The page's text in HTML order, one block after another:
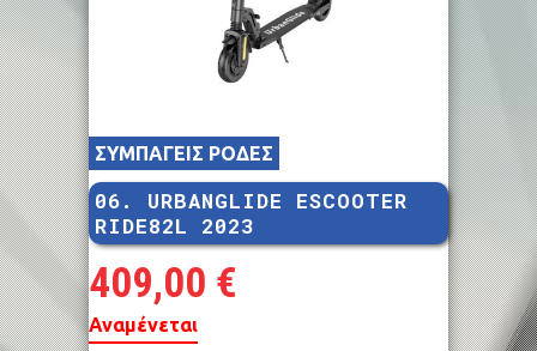
ΣΥΜΠΑΓΕΙΣ ΡΟΔΕΣ
06. URBANGLIDE ESCOOTER
RIDE82L 2023
409,00 €
Αναμένεται